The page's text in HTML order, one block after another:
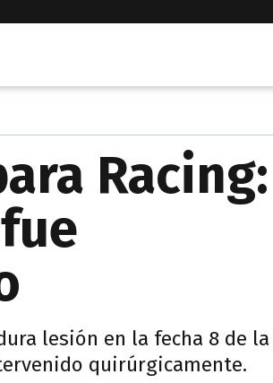
Racing:
lesión en la fecha 8 de la
quirúrgicamente.